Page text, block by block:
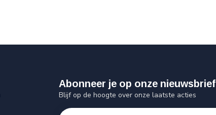
Abonneer je op onze nieuwsbrief
Blijf op de hoogte over onze laatste acties